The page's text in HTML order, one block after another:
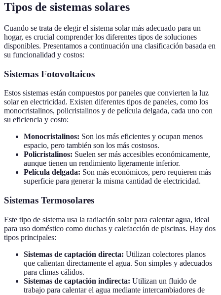
Tipos de sistemas solares
Cuando se trata de elegir el sistema solar más adecuado para un
hogar, es crucial comprender los diferentes tipos de soluciones
disponibles. Presentamos a continuación una clasificación basada en
su funcionalidad y costos:
Sistemas Fotovoltaicos
Estos sistemas están compuestos por paneles que convierten la luz
solar en electricidad. Existen diferentes tipos de paneles, como los
monocristalinos, policristalinos y de película delgada, cada uno con
su eficiencia y costo:
Monocristalinos: Son los más eficientes y ocupan menos
espacio, pero también son los más costosos.
Policristalinos: Suelen ser más accesibles económicamente,
aunque tienen un rendimiento ligeramente inferior.
Película delgada: Son más económicos, pero requieren más
superficie para generar la misma cantidad de electricidad.
Sistemas Termosolares
Este tipo de sistema usa la radiación solar para calentar agua, ideal
para uso doméstico como duchas y calefacción de piscinas. Hay dos
tipos principales:
Sistemas de captación directa: Utilizan colectores planos
que calientan directamente el agua. Son simples y adecuados
para climas cálidos.
Sistemas de captación indirecta: Utilizan un fluido de
trabajo para calentar el agua mediante intercambiadores de